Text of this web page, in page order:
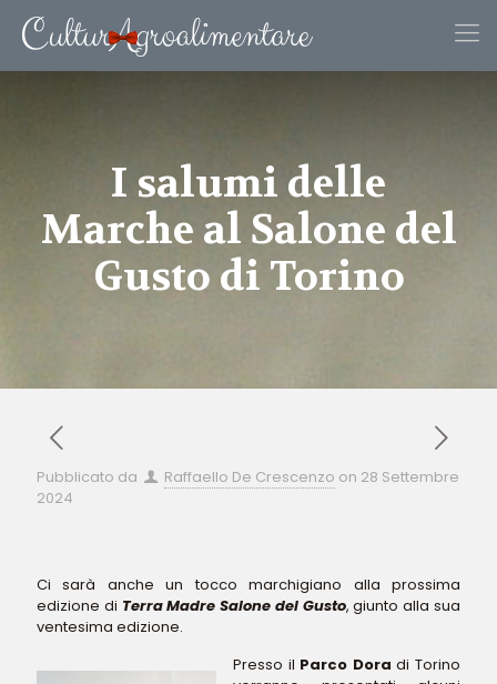
I salumi delle
Marche al Salone del
Gusto di Torino
Pubblicato da Raffaello De Crescenzo on 28 Settembre
2024
Ci sarà anche un tocco marchigiano alla prossima
edizione di Terra Madre Salone del Gusto, giunto alla sua
ventesima edizione.
Presso il Parco Dora di Torino